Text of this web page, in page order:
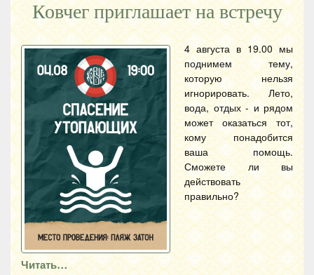
Ковчег приглашает на встречу
4 августа в 19.00 мы
поднимем тему,
которую нельзя
игнорировать. Лето,
вода, отдых - и рядом
может оказаться тот,
кому понадобится
ваша помощь.
Сможете ли вы
действовать
правильно?
Читать…